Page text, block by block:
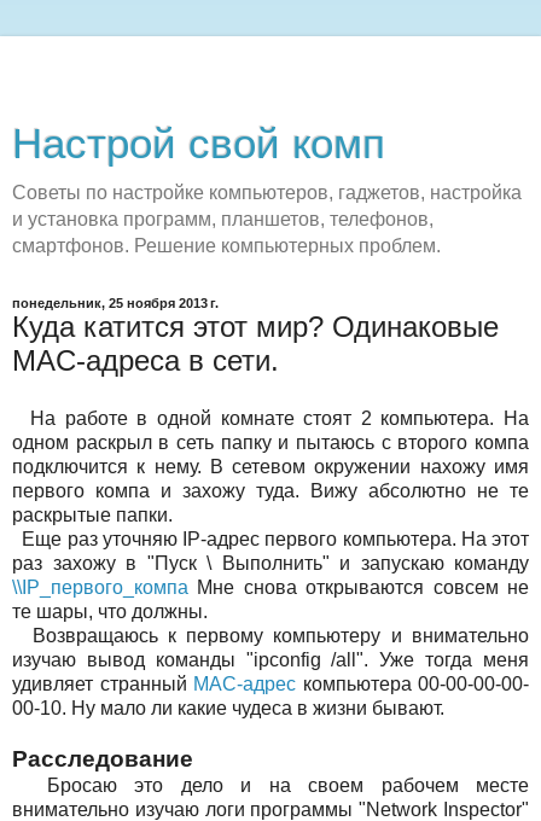
Настрой свой комп
Советы по настройке компьютеров, гаджетов, настройка
и установка программ, планшетов, телефонов,
смартфонов. Решение компьютерных проблем.
понедельник, 25 ноября 2013 г.
Куда катится этот мир? Одинаковые
MAC-адреса в сети.
На работе в одной комнате стоят 2 компьютера. На
одном раскрыл в сеть папку и пытаюсь с второго компа
подключится к нему . В сетевом окружении нахожу имя
первого компа и захожу туда. Вижу абсолютно не те
раскрытые папки.
Еще раз уточняю IP-адрес первого компьютера. На этот
раз захожу в "Пуск \ Выполнить" и запускаю команду
\\IP_первого_компа Мне снова открываются совсем не
те шары, что должны.
Возвращаюсь к первому компьютеру и внимательно
изучаю вывод команды "ipconfig /all". Уже тогда меня
удивляет странный MAC-адрес компьютера 00-00-00-00-
00-10. Ну мало ли какие чудеса в жизни бывают.
Расследование
Бросаю это дело и на своем рабочем месте
внимательно изучаю логи программы "Network Inspector"